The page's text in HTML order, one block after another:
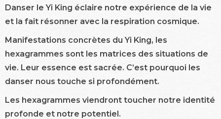
Danser le Yi King éclaire notre expérience de la vie
et la fait résonner avec la respiration cosmique.
Manifestations concrètes du Yi King, les
hexagrammes sont les matrices des situations de
vie. Leur essence est sacrée. C’est pourquoi les
danser nous touche si profondément.
Les hexagrammes viendront toucher notre identité
profonde et notre potentiel.